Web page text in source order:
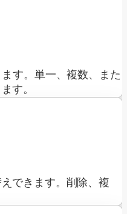
す。単一、複数、また
す。
できます。削除、複